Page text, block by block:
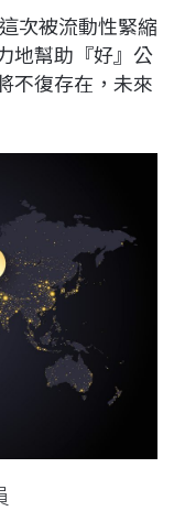
次被流動性緊縮
地幫助『好』公
不復存在，未來